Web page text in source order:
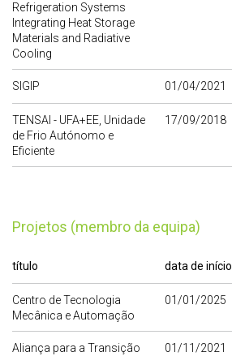
Refrigeration Systems
Integrating Heat Storage
Materials and Radiative
Cooling
SIGIP 01/04/2021
TENSAI - UFA+EE, Unidade
de Frio Autónomo e
Eficiente
17/09/2018
Projetos (membro da equipa)
título data de início
Centro de Tecnologia
Mecânica e Automação
01/01/2025
Aliança para a Transição
01/11/2021